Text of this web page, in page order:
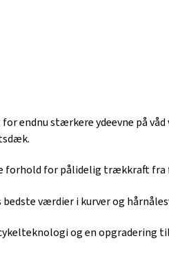
endnu stærkere ydeevne på våd
forhold for pålidelig trækkraft
værdier i kurver og
og en opgradering